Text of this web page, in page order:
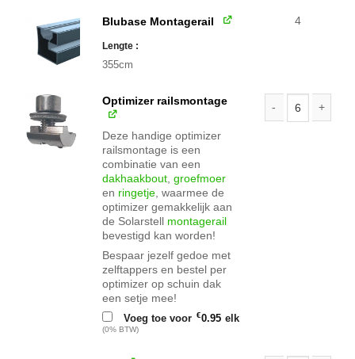
Blubase Montagerail
Lengte
355cm
4
Optimizer railsmontage
Deze handige optimizer
railsmontage is een
combinatie van een
dakhaakbout ,groefmoer
en ringetje , waarmee de
optimizer gemakkelijk aan
de Solarstell montagerail
bevestigd kan worden!
Bespaar jezelf gedoe met
zelftappers en bestel per
optimizer op schuin dak
een setje mee!
Voeg toe voor €0.95 elk
(0% BTW)